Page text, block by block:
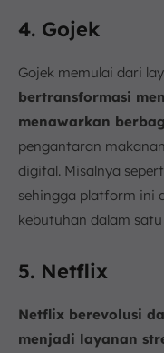
4. Gojek
Gojek memulai dari
bertransformasi
menawarkan
pengantaran
digital. Misalnya
sehingga platform ini
kebutuhan dalam satu
5. Netflix
Netflix berevolusi
menjadi layanan